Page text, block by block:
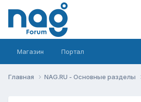
Магазин Портал
Главная NAG.RU - Основные разделы